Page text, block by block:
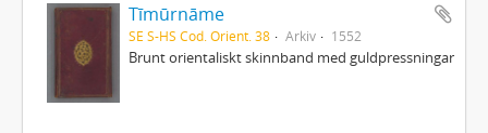
Tīmūrnāme
SE S-HS Cod. Orient. 38 Arkiv 1552
Brunt orientaliskt skinnband med guldpressningar